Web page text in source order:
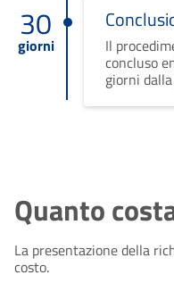
30
giorni Il
concluso
giorni
Quanto
La presentazione della
costo.